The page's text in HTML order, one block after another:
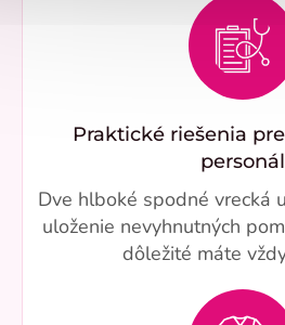
Praktické riešenia
personál
Dve hlboké spodné vrecká
uloženie nevyhnutných
dôležité máte